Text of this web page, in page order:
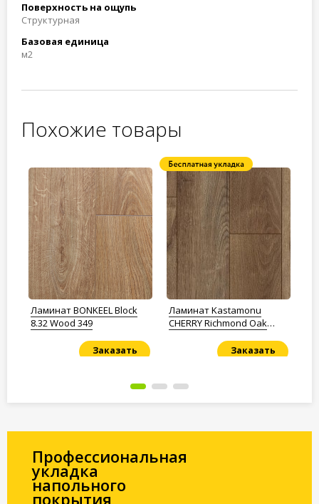
Поверхность на ощупь
Структурная
Базовая единица
м2
Похожие товары
Ламинат BONKEEL Block
8.32 Wood 349
Заказать
Ламинат Kastamonu
CHERRY Richmond Oak
Заказать
Профессиональная
укладка
напольного
покрытия